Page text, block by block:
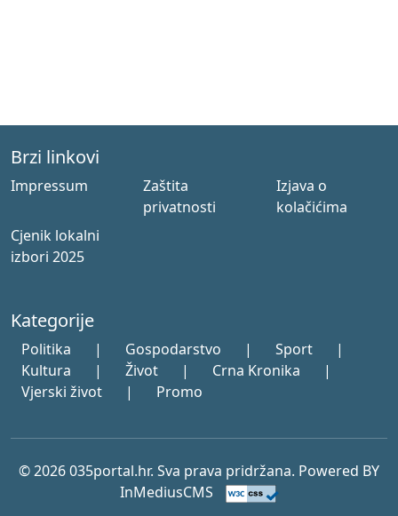
Brzi linkovi
Impressum
Zaštita
privatnosti
Izjava o
kolačićima
Cjenik lokalni
izbori 2025
Kategorije
Politika | Gospodarstvo | Sport
|
Kultura
| Život | Crna Kronika
|
Vjerski život
| Promo
© 2026 035portal.hr. Sva prava pridržana. Powered BY
InMediusCMS